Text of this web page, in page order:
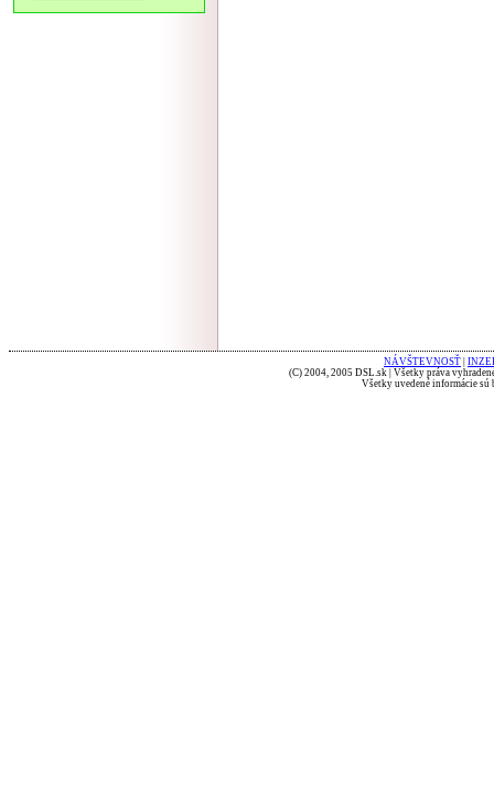
NÁVŠTEVNOSŤ
(C) 2004, 2005 DSL.sk | Všetky práva
Všetky uvedené informácie sú